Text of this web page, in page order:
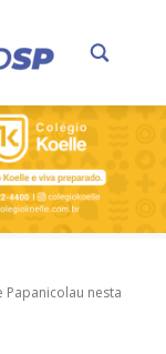
Papanicolau nesta